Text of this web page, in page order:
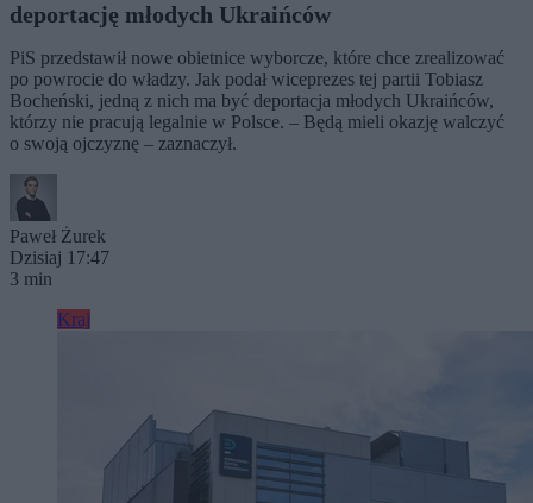
deportację młodych Ukraińców
PiS przedstawił nowe obietnice wyborcze, które chce zrealizować
po powrocie do władzy. Jak podał wiceprezes tej partii Tobiasz
Bocheński, jedną z nich ma być deportacja młodych Ukraińców,
którzy nie pracują legalnie w Polsce. – Będą mieli okazję walczyć
o swoją ojczyznę – zaznaczył.
Paweł Żurek
Dzisiaj 17:47
3 min
Kraj